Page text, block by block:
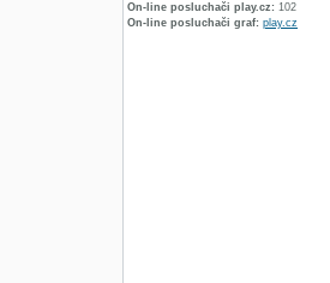
On-line posluchači play.cz: 102
On-line posluchači graf: play.cz